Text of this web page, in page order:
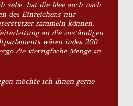
sehe, hat die Idee auch nach
des Einreichens nur
sammeln können.
an die zuständigen
wären indes 200
die vierzigfache Menge an
möchte ich Ihnen gerne